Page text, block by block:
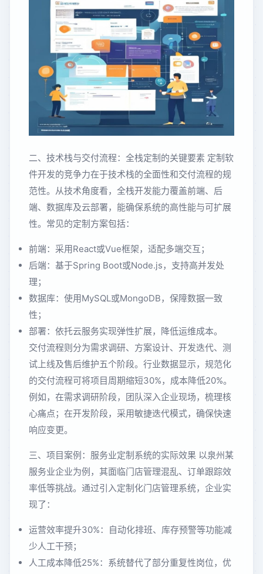
二、技术栈与交付流程：全栈定制的关键要素 定制软
件开发的竞争力在于技术栈的全面性和交付流程的规
范性。从技术角度看，全栈开发能力覆盖前端、后
端、数据库及云部署，能确保系统的高性能与可扩展
性。常见的定制方案包括：
前端：采用React或Vue框架，适配多端交互；
后端：基于Spring Boot或Node.js，支持高并发处
理；
数据库：使用MySQL或MongoDB，保障数据一致
性；
部署：依托云服务实现弹性扩展，降低运维成本。
交付流程则分为需求调研、方案设计、开发迭代、测
试上线及售后维护五个阶段。行业数据显示，规范化
的交付流程可将项目周期缩短30%，成本降低20%。
例如，在需求调研阶段，团队深入企业现场，梳理核
心痛点；在开发阶段，采用敏捷迭代模式，确保快速
响应变更。
三、项目案例：服务业定制系统的实际效果 以泉州某
服务业企业为例，其面临门店管理混乱、订单跟踪效
率低等挑战。通过引入定制化门店管理系统，企业实
现了：
运营效率提升30%：自动化排班、库存预警等功能减
少人工干预；
人工成本降低25%：系统替代了部分重复性岗位，优